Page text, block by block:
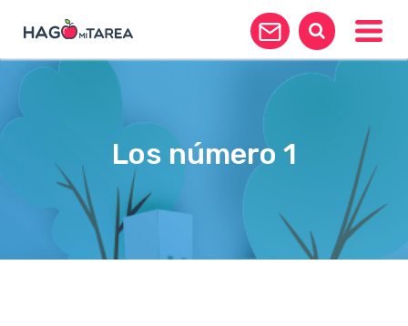
Los número 1